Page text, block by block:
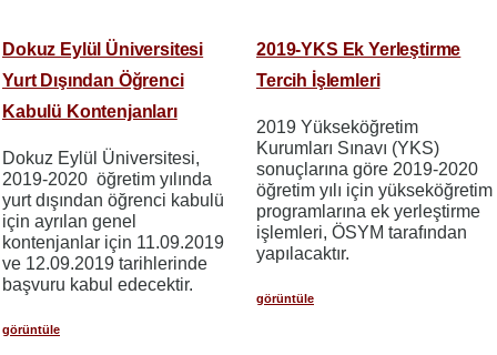
Dokuz Eylül Üniversitesi
Yurt Dışından Öğrenci
Kabulü Kontenjanları
Dokuz Eylül Üniversitesi,
2019-2020 öğretim yılında
yurt dışından öğrenci kabulü
için ayrılan genel
kontenjanlar için 11.09.2019
ve 12.09.2019 tarihlerinde
başvuru kabul edecektir.
görüntüle
2019-YKS Ek Yerleştirme
Tercih İşlemleri
2019 Yükseköğretim
Kurumları Sınavı (YKS)
sonuçlarına göre 2019-2020
öğretim yılı için yükseköğretim
programlarına ek yerleştirme
işlemleri, ÖSYM tarafından
yapılacaktır.
görüntüle